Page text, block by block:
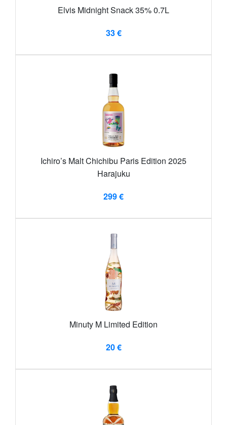
Elvis Midnight Snack 35% 0.7L
33 €
Ichiro’s Malt Chichibu Paris Edition 2025
Harajuku
299 €
Minuty M Limited Edition
20 €